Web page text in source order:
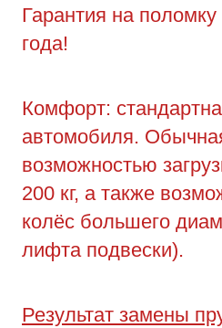
Гарантия на
года!
Комфорт:
автомобиля.
возможностью
200 кг, а также
колёс большего
лифта подвески).
Результат замены